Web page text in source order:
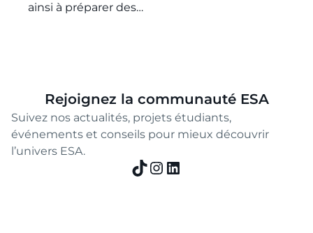
ainsi à préparer des…
Rejoignez la communauté ESA
Suivez nos actualités, projets étudiants,
événements et conseils pour mieux découvrir
l’univers ESA.
TikTok
Instagram
LinkedIn